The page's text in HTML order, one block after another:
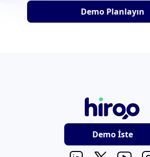
Demo Planlayın
Demo İste